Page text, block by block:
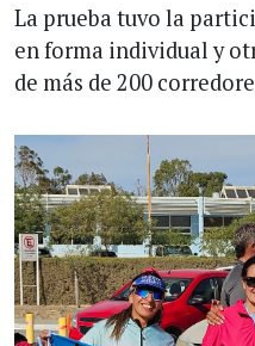
La prueba tuvo la
en forma individual y
de más de 200